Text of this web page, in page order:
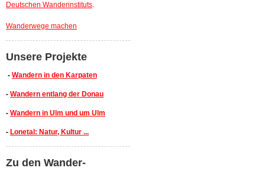
Deutschen Wanderinstituts.
Wanderwege machen
Unsere Projekte
- Wandern in den Karpaten
- Wandern entlang der Donau
- Wandern in Ulm und um Ulm
- Lonetal: Natur, Kultur ...
Zu den Wander-